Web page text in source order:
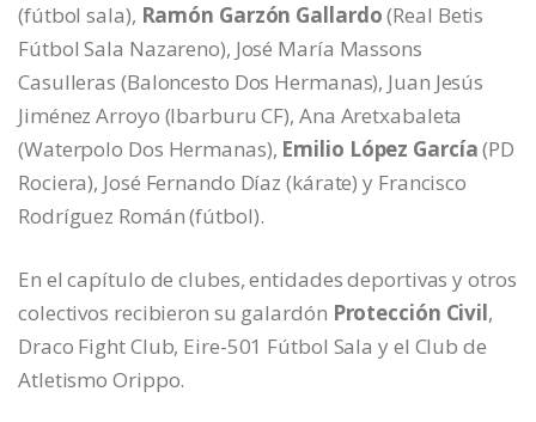
(fútbol sala), Ramón Garzón Gallardo(Real Betis
Fútbol Sala Nazareno), José María Massons
Casulleras (Baloncesto Dos Hermanas), Juan Jesús
Jiménez Arroyo (Ibarburu CF), Ana Aretxabaleta
(Waterpolo Dos Hermanas), Emilio López García(PD
Rociera), José Fernando Díaz (kárate) y Francisco
Rodríguez Román (fútbol).
En el capítulo de clubes, entidades deportivas y otros
colectivos recibieron su galardón Protección Civil,
Draco Fight Club, Eire-501 Fútbol Sala y el Club de
Atletismo Orippo.